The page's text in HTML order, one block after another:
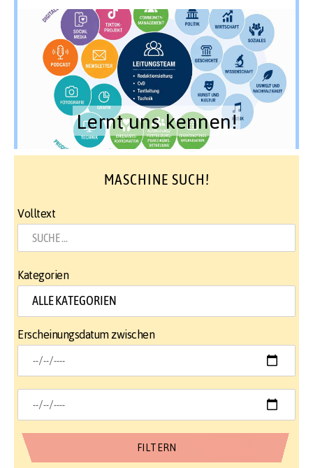
Lernt uns kennen!
MASCHINE SUCH!
Volltext
Kategorien
Erscheinungsdatum zwischen